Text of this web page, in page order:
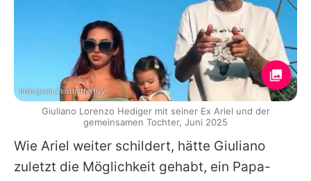
Wie Ariel weiter schildert, hätte Giuliano
zuletzt die Möglichkeit gehabt, ein Papa-
Instagram / lostbvtterflyy
Giuliano Lorenzo Hediger mit seiner Ex Ariel und der
gemeinsamen Tochter, Juni 2025